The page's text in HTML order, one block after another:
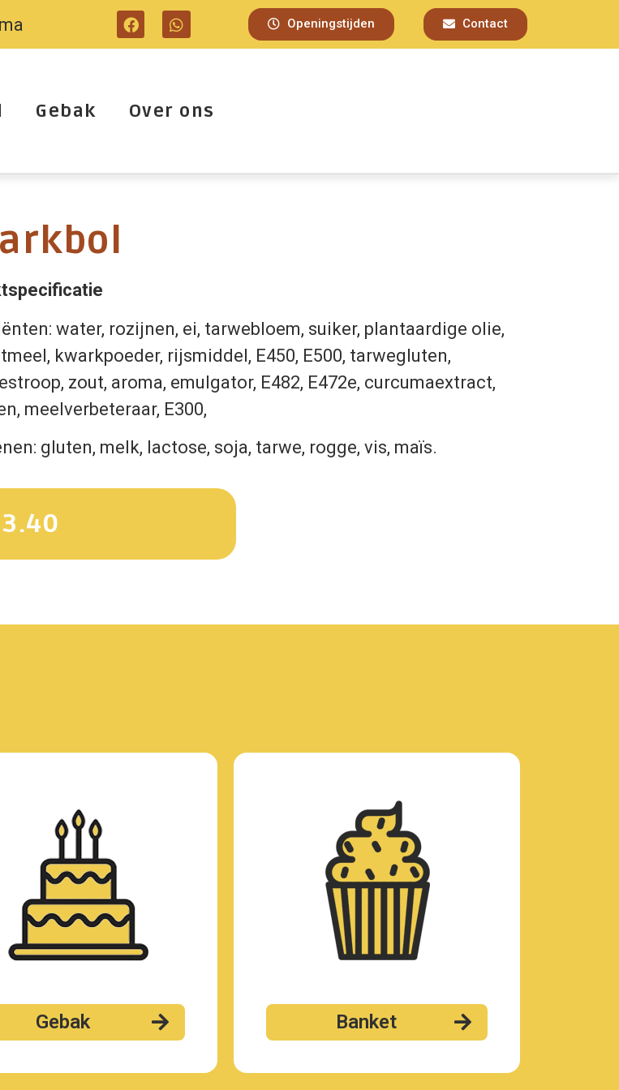
Openingstijden Contact
Gebak Over ons
water, rozijnen, ei, tarwebloem, suiker, plantaardige olie,
kwarkpoeder, rijsmiddel, E450, E500, tarwegluten,
zout, aroma, emulgator, E482, E472e, curcumaextract,
meelverbeteraar, E300,
gluten, melk, lactose, soja, tarwe, rogge, vis, maïs.
Gebak Banket